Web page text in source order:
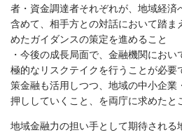
者・資金調達者それぞれが、地域経済
含めて、相手方との対話において踏ま
めたガイダンスの策定を進めること
・今後の成長局面で、金融機関にお
極的なリスクテイクを行うことが必要
策金融も活用しつつ、地域の中小企業
押ししていくこと、を両庁に求めたと
地域金融力の担い手として期待される